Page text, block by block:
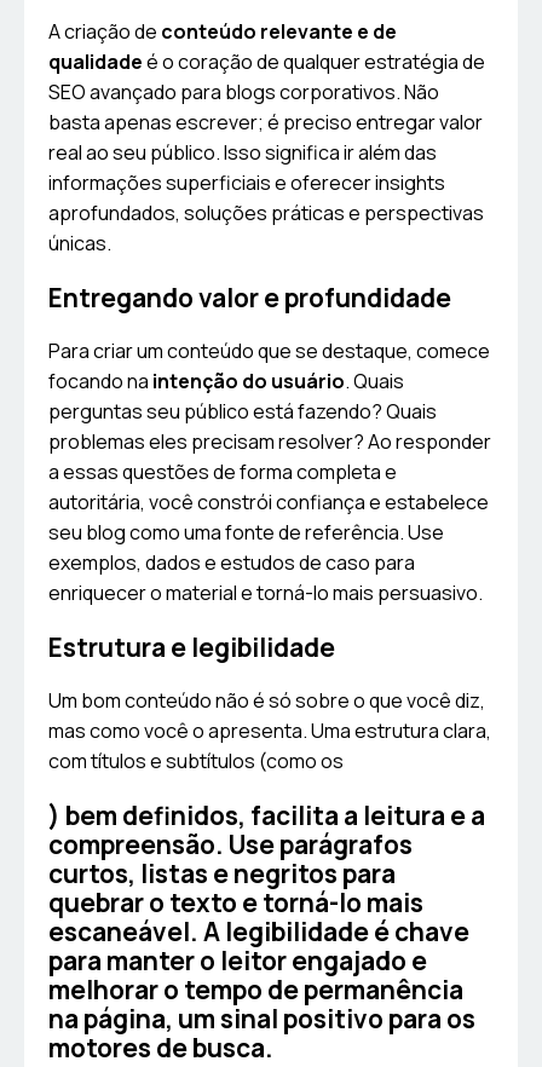
A criação de conteúdo relevante e de
qualidadeé o coração de qualquer estratégia de
SEO avançado para blogs corporativos. Não
basta apenas escrever; é preciso entregar valor
real ao seu público. Isso significa ir além das
informações superficiais e oferecer insights
aprofundados, soluções práticas e perspectivas
únicas.
Entregando valor e profundidade
Para criar um conteúdo que se destaque, comece
focando na intenção do usuário. Quais
perguntas seu público está fazendo? Quais
problemas eles precisam resolver? Ao responder
a essas questões de forma completa e
autoritária, você constrói confiança e estabelece
seu blog como uma fonte de referência. Use
exemplos, dados e estudos de caso para
enriquecer o material e torná-lo mais persuasivo.
Estrutura e legibilidade
Um bom conteúdo não é só sobre o que você diz,
mas como você o apresenta. Uma estrutura clara,
com títulos e subtítulos (como os
) bem definidos, facilita a leitura e a
compreensão. Use parágrafos
curtos, listas e negritos para
quebrar o texto e torná-lo mais
escaneável. A legibilidade é chave
para manter o leitor engajado e
melhorar o tempo de permanência
na página, um sinal positivo para os
motores de busca.